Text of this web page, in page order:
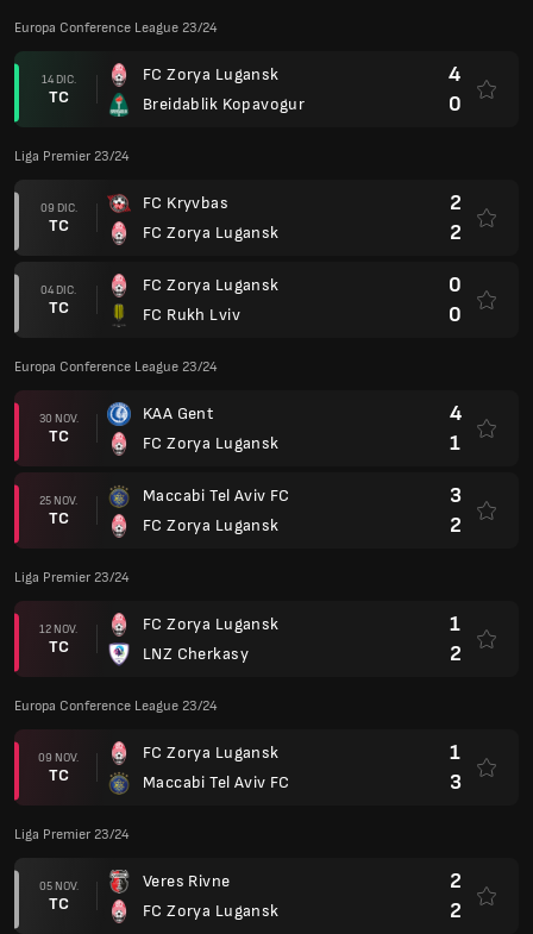
Europa Conference League 23/24
14 DIC.
TC
FC Zorya Lugansk
Breidablik Kopavogur
4
0
Liga Premier 23/24
09 DIC.
TC
FC Kryvbas
FC Zorya Lugansk
2
2
04 DIC.
TC
FC Zorya Lugansk
FC Rukh Lviv
0
0
Europa Conference League 23/24
30 NOV.
TC
KAA Gent
FC Zorya Lugansk
4
1
25 NOV.
TC
Maccabi Tel Aviv FC
FC Zorya Lugansk
3
2
Liga Premier 23/24
12 NOV.
TC
FC Zorya Lugansk
LNZ Cherkasy
1
2
Europa Conference League 23/24
09 NOV.
TC
FC Zorya Lugansk
Maccabi Tel Aviv FC
1
3
Liga Premier 23/24
05 NOV.
TC
Veres Rivne
FC Zorya Lugansk
2
2